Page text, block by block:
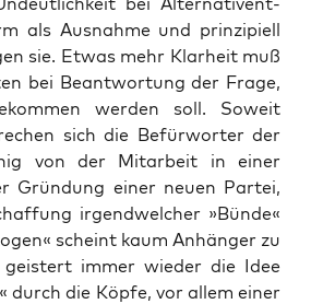
als Aus­nah­me und prin­zi­pi­ell
sie. Etwas mehr Klar­heit muß
bei Beant­wor­tung der Fra­ge,
wer­den soll. Soweit
sich die Befür­wor­ter der
von der Mit­ar­beit in einer
Grün­dung einer neu­en Par­tei,
irgend­wel­cher »Bün­de«
scheint kaum Anhän­ger zu
geis­tert immer wie­der die Idee
durch die Köp­fe, vor allem einer